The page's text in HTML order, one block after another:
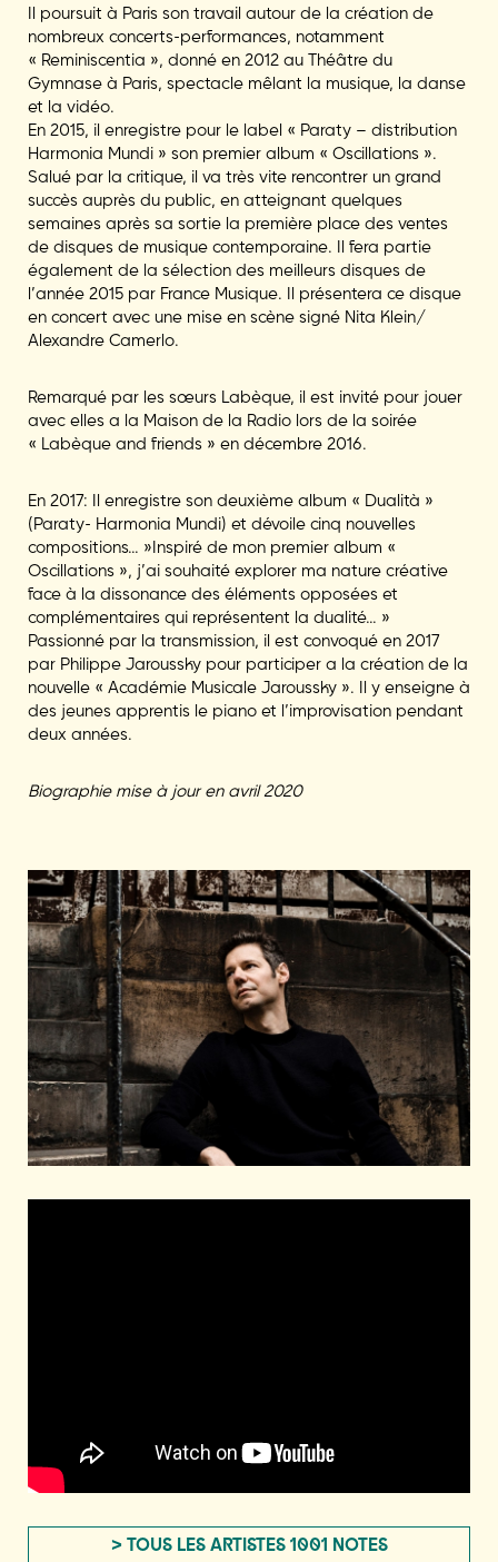
Il poursuit à Paris son travail autour de la création de
nombreux concerts-performances, notamment
« Reminiscentia », donné en 2012 au Théâtre du
Gymnase à Paris, spectacle mêlant la musique, la danse
et la vidéo.
En 2015, il enregistre pour le label « Paraty – distribution
Harmonia Mundi » son premier album « Oscillations ».
Salué par la critique, il va très vite rencontrer un grand
succès auprès du public, en atteignant quelques
semaines après sa sortie la première place des ventes
de disques de musique contemporaine. Il fera partie
également de la sélection des meilleurs disques de
l’année 2015 par France Musique. Il présentera ce disque
en concert avec une mise en scène signé Nita Klein/
Alexandre Camerlo.
Remarqué par les sœurs Labèque, il est invité pour jouer
avec elles a la Maison de la Radio lors de la soirée
« Labèque and friends » en décembre 2016.
En 2017: Il enregistre son deuxième album « Dualità »
(Paraty- Harmonia Mundi) et dévoile cinq nouvelles
compositions… »Inspiré de mon premier album «
Oscillations », j’ai souhaité explorer ma nature créative
face à la dissonance des éléments opposées et
complémentaires qui représentent la dualité… »
Passionné par la transmission, il est convoqué en 2017
par Philippe Jaroussky pour participer a la création de la
nouvelle « Académie Musicale Jaroussky ». Il y enseigne à
des jeunes apprentis le piano et l’improvisation pendant
deux années.
Biographie mise à jour en avril 2020
> TOUS LES ARTISTES 1001 NOTES